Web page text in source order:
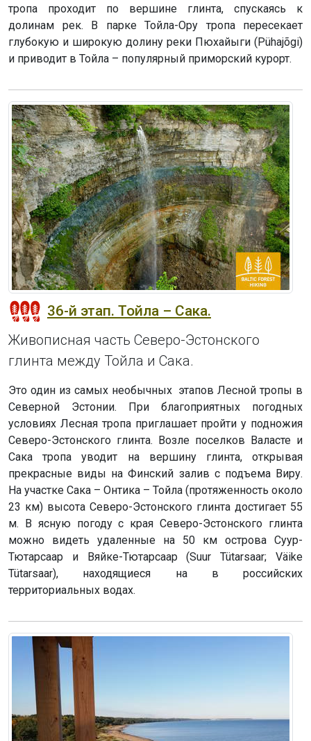
тропа проходит по вершине глинта, спускаясь к
долинам рек. В парке Тойла-Ору тропа пересекает
глубокую и широкую долину реки Пюхайыги (Pühajõgi)
и приводит в Тойла – популярный приморский курорт.
36-й этап. Тойла – Сака.
Живописная часть Северо-Эстонского
глинта между Тойла и Сака.
Это один из самых необычных этапов Лесной тропы в
Северной Эстонии. При благоприятных погодных
условиях Лесная тропа приглашает пройти у подножия
Северо-Эстонского глинта. Возле поселков Валасте и
Сака тропа уводит на вершину глинта, открывая
прекрасные виды на Финский залив с подъема Виру.
На участке Сака – Онтика – Тойла (протяженность около
23 км) высота Северо-Эстонского глинта достигает 55
м. В ясную погоду с края Северо-Эстонского глинта
можно видеть удаленные на 50 км острова Суур-
Тютарсаар и Вяйке-Тютарсаар (Suur Tütarsaar; Väike
Tütarsaar), находящиеся на в российских
территориальных водах.